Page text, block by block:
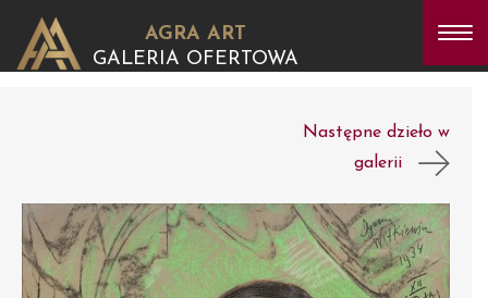
AGRA ART
GALERIA OFERTOWA
Następne dzieło w
galerii